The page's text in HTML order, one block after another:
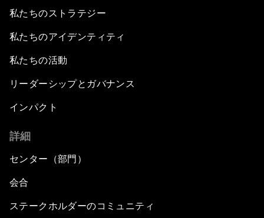
私たちのストラテジー
私たちのアイデンティティ
私たちの活動
リーダーシップとガバナンス
インパクト
詳細
センター（部門）
会合
ステークホルダーのコミュニティ